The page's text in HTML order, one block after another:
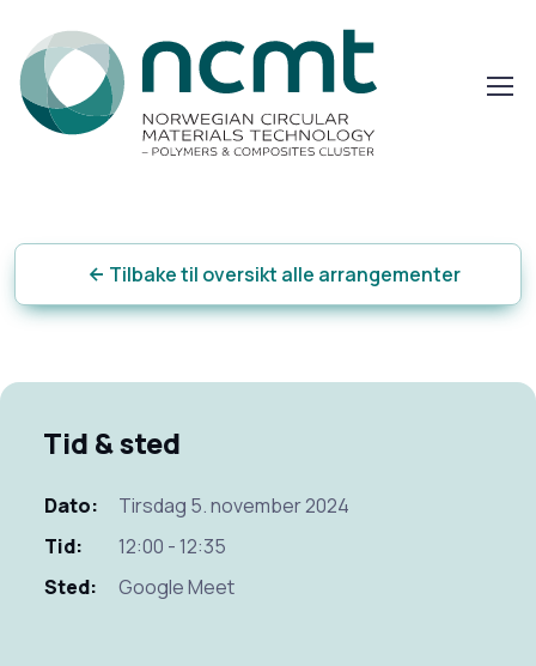
Tilbake til oversikt alle arrangementer
Tid & sted
Dato:
Tirsdag 5. november 2024
Tid:
12:00 - 12:35
Sted:
Google Meet